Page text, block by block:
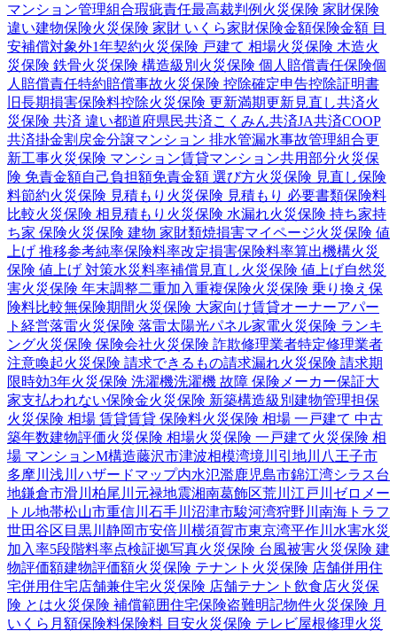
マンション管理組合瑕疵責任最高裁判例 火災保険 家財保険
違い建物保険火災保険 家財 いくら家財保険金額保険金額 目
安補償対象外1年契約火災保険 戸建て 相場火災保険 木造火
災保険 鉄骨火災保険 構造級別 火災保険 個人賠償責任保険個
人賠償責任特約賠償事故火災保険 控除確定申告控除証明書
旧長期損害保険料控除火災保険 更新満期更新見直し共済火
災保険 共済 違い都道府県民共済こくみん共済JA共済COOP
共済掛金割戻金分譲マンション 排水管漏水事故管理組合更
新工事火災保険 マンション賃貸マンション共用部分火災保
険 免責金額自己負担額免責金額 選び方火災保険 見直し保険
料節約火災保険 見積もり 火災保険 見積もり 必要書類保険料
比較火災保険 相見積もり 火災保険 水漏れ火災保険 持ち家持
ち家 保険火災保険 建物 家財類焼損害マイページ火災保険 値
上げ 推移参考純率保険料率改定損害保険料率算出機構火災
保険 値上げ 対策水災料率補償見直し火災保険 値上げ自然災
害火災保険 年末調整二重加入重複保険火災保険 乗り換え 保
険料比較無保険期間火災保険 大家向け賃貸オーナーアパー
ト経営落雷火災保険 落雷太陽光パネル家電火災保険 ランキ
ング火災保険 保険会社火災保険 詐欺修理業者特定修理業者
注意喚起火災保険 請求できるもの請求漏れ火災保険 請求期
限時効3年火災保険 洗濯機洗濯機 故障 保険 メーカー保証大
家支払われない保険金火災保険 新築構造級別 建物管理担保
火災保険 相場 賃貸賃貸 保険料火災保険 相場 一戸建て 中古
築年数建物評価火災保険 相場火災保険 一戸建て火災保険 相
場 マンションM構造藤沢市津波相模湾境川 引地川
八王子市
多摩川 浅川 ハザードマップ内水氾濫鹿児島市錦江湾シラス台
地鎌倉市滑川 柏尾川 元禄地震湘南葛飾区荒川 江戸川 ゼロメー
トル地帯松山市重信川 石手川 沼津市駿河湾狩野川 南海トラフ
世田谷区 目黒川 静岡市安倍川 横須賀市東京湾平作川 水害水災
加入率5段階料率点検証拠写真火災保険 台風被害火災保険 建
物評価額建物評価額火災保険 テナント 火災保険 店舗併用住
宅併用住宅店舗兼住宅火災保険 店舗テナント 飲食店火災保
険 とは火災保険 補償範囲住宅保険盗難明記物件火災保険 月
いくら 月額保険料保険料 目安火災保険 テレビ屋根修理火災